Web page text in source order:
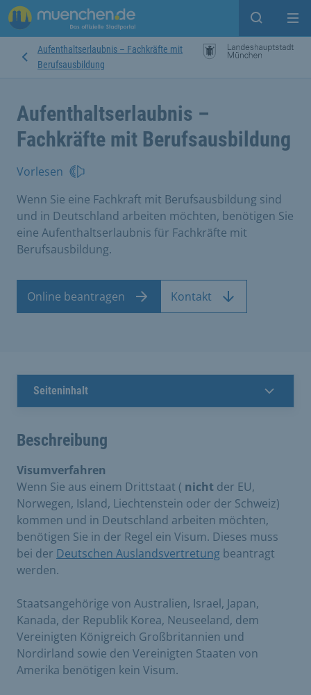
Suche
Aufenthaltserlaubnis – Fachkräfte mit
Berufsausbildung
Aufenthaltserlaubnis –
Fachkräfte mit Berufsausbildung
Vorlesen
Wenn Sie eine Fachkraft mit Berufsausbildung sind
und in Deutschland arbeiten möchten, benötigen Sie
eine Aufenthaltserlaubnis für Fachkräfte mit
Berufsausbildung.
Online beantragen Kontakt
Seiteninhalt
Beschreibung
Visumverfahren
Wenn Sie aus einem Drittstaat ( nicht der EU,
Norwegen, Island, Liechtenstein oder der Schweiz)
kommen und in Deutschland arbeiten möchten,
benötigen Sie in der Regel ein Visum. Dieses muss
bei der Deutschen Auslandsvertretung beantragt
werden.
Staatsangehörige von Australien, Israel, Japan,
Kanada, der Republik Korea, Neuseeland, dem
Vereinigten Königreich Großbritannien und
Nordirland sowie den Vereinigten Staaten von
Amerika benötigen kein Visum.